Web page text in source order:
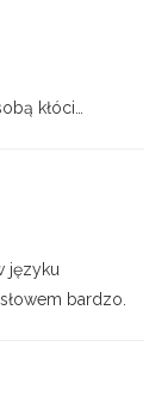
kłóci…
języku
bardzo.